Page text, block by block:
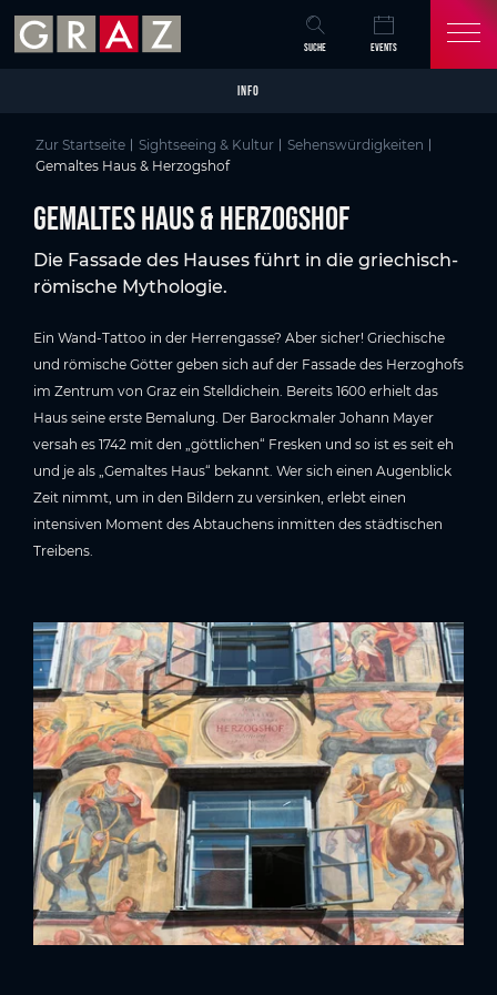
Skip to main content
Skip to table of contents
Skip to main navigation
SUCHE EVENTS
INFO
Zur Startseite Sightseeing & Kultur
Sehenswürdigkeiten
Gemaltes Haus & Herzogshof
Gemaltes Haus & Herzogshof
Die Fassade des Hauses führt in die griechisch-
römische Mythologie.
Ein Wand-Tattoo in der Herrengasse? Aber sicher! Griechische
und römische Götter geben sich auf der Fassade des Herzoghofs
im Zentrum von Graz ein Stelldichein. Bereits 1600 erhielt das
Haus seine erste Bemalung. Der Barockmaler Johann Mayer
versah es 1742 mit den „göttlichen“ Fresken und so ist es seit eh
und je als „Gemaltes Haus“ bekannt. Wer sich einen Augenblick
Zeit nimmt, um in den Bildern zu versinken, erlebt einen
intensiven Moment des Abtauchens inmitten des städtischen
Treibens.